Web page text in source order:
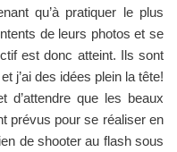
qu’à pratiquer le plus
de leurs photos et se
est donc atteint. Ils sont
j’ai des idées plein la tête!
d’attendre que les beaux
prévus pour se réaliser en
de shooter au flash sous